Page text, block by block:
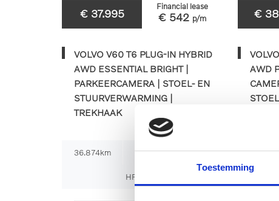
Toestemming
€ 37.995
Financial lease
€ 542 p/m
VOLVO V60 T6 PLUG-IN HYBRID
AWD ESSENTIAL BRIGHT |
PARKEERCAMERA | STOEL- EN
STUURVERWARMING |
TREKHAAK
36.874km 2025 Automaat
HFX-71-N
€
AWD